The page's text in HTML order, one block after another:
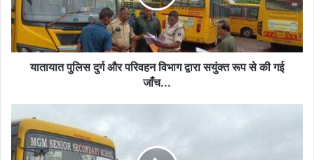
विभाग
द्वारा
सयुंक्त
रूप
यातायात पुलिस दुर्ग और परिवहन विभाग द्वारा सयुंक्त रूप से की गई
जाँच...
में
201
स्कूल